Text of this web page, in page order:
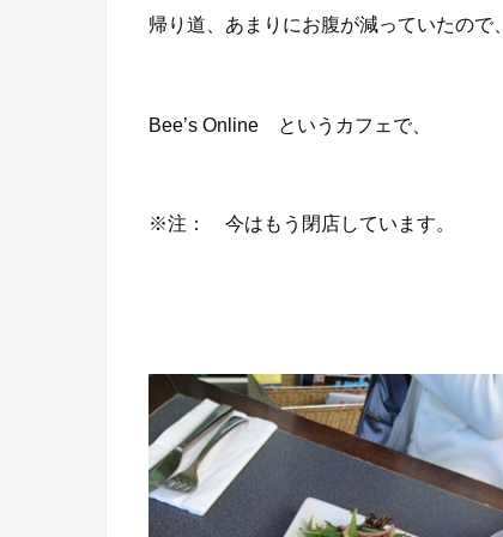
帰り道、あまりにお腹が減っていたので、
Bee’s Online というカフェで、
※注： 今はもう閉店しています。